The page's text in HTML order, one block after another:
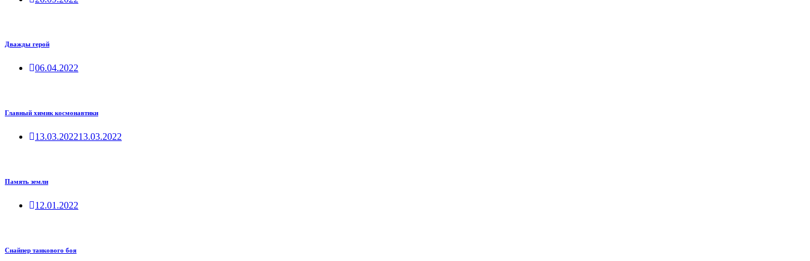
Дважды герой
06.04.2022
Главный химик космонавтики
13.03.202213.03.2022
Память земли
12.01.2022
Снайпер танкового боя